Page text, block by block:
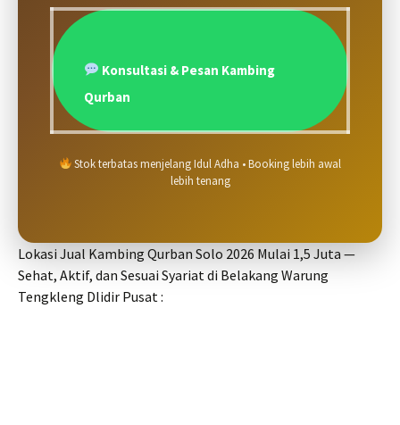
Konsultasi & Pesan Kambing
Qurban
Stok terbatas menjelang Idul Adha • Booking lebih awal
lebih tenang
Lokasi Jual Kambing Qurban Solo 2026 Mulai 1,5 Juta —
Sehat, Aktif, dan Sesuai Syariat di Belakang Warung
Tengkleng Dlidir Pusat :